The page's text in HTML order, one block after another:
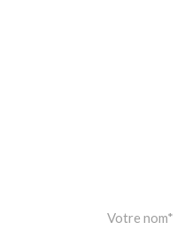
Votre nom*